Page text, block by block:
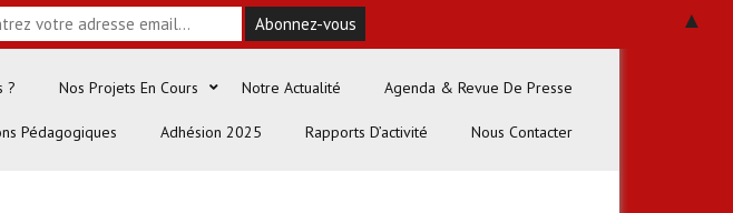
? Nos Projets En Cours Notre Actualité Agenda & Revue De Presse
Pédagogiques Adhésion 2025 Rapports D’activité Nous Contacter
▲